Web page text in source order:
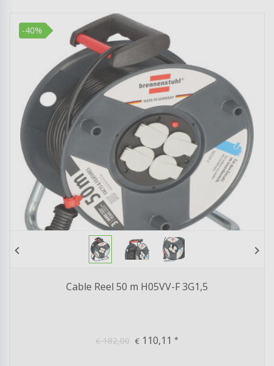
-40%
chevron_left chevron_right
Cable Reel 50 m H05VV-F 3G1,5
€182,00 €110,11 *